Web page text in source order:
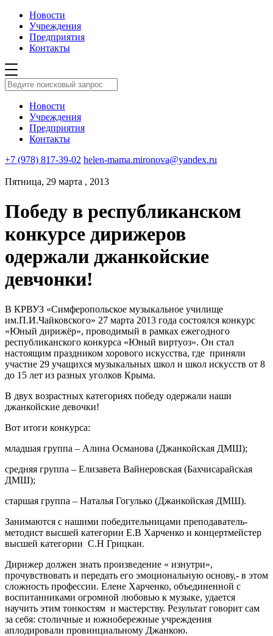
Новости
Учреждения
Предприятия
Контакты
Новости
Учреждения
Предприятия
Контакты
+7 (978) 817-39-02 helen-mama.mironova@yandex.ru
Пятница, 29 марта , 2013
Победу в республиканском
конкурсе дирижеров
одержали джанкойские
девчонки!
В КРВУЗ «Симферопольское музыкальное училище
им.П.И.Чайковского» 27 марта 2013 года состоялся конкурс
«Юный дирижёр», проводимый в рамках ежегодного
республиканского конкурса «Юный виртуоз». Он стал
настоящим праздником хорового искусства, где приняли
участие 29 учащихся музыкальных школ и школ искусств от 8
до 15 лет из разных уголков Крыма.
В двух возрастных категориях победу одержали наши
джанкойские девочки!
Вот итоги конкурса:
младшая группа – Алина Османова (Джанкойская ДМШ);
средняя группа – Елизавета Вайнеровская (Бахчисарайская
ДМШ);
старшая группа – Наталья Гогулько (Джанкойская ДМШ).
Занимаются с нашими победительницами преподаватель-
методист высшей категории Е.В Харченко и концертмейстер
высшей категории С.Н Грицкан.
Дирижер должен знать произведение « изнутри»,
прочувствовать и передать его эмоциональную основу,- в этом
сложность профессии. Елене Харченко, объединенной с
воспитанниками огромной любовью к музыке, удается
научить этим тонкостям и мастерству. Результат говорит сам
за себя: столичные и южнобережные учреждения
аплодировали провинциальному Джанкою.